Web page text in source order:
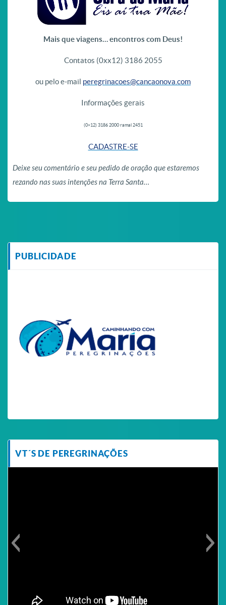
Mais que viagens… encontros com Deus!
Contatos (0xx12) 3186 2055
ou pelo e-mail peregrinacoes@cancaonova.com
Informações gerais
(0×12) 3186 2000 ramal 2451
CADASTRE-SE
Deixe seu comentário e seu pedido de oração que estaremos
rezando nas suas intenções na Terra Santa…
PUBLICIDADE
VT´S DE PEREGRINAÇÕES